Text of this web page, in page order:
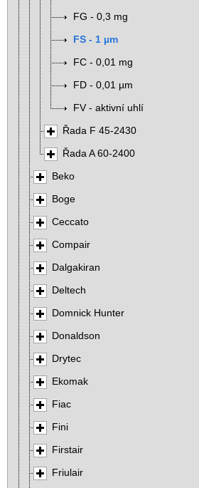
FG - 0,3 mg
FS - 1 µm
FC - 0,01 mg
FD - 0,01 µm
FV - aktivní uhlí
Řada F 45-2430
Řada A 60-2400
Beko
Boge
Ceccato
Compair
Dalgakiran
Deltech
Domnick Hunter
Donaldson
Drytec
Ekomak
Fiac
Fini
Firstair
Friulair